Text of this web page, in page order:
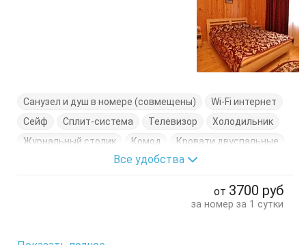
Санузел и душ в номере (совмещены)
Wi-Fi интернет
Сейф
Сплит-система Телевизор
Холодильник
Журнальный столик
Комод
Кровати двуспальные
Кровати односпальные
Стол Стулья
Все удобства
от 3700 руб
за номер за 1 сутки